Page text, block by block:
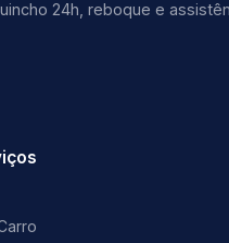
24h, reboque e